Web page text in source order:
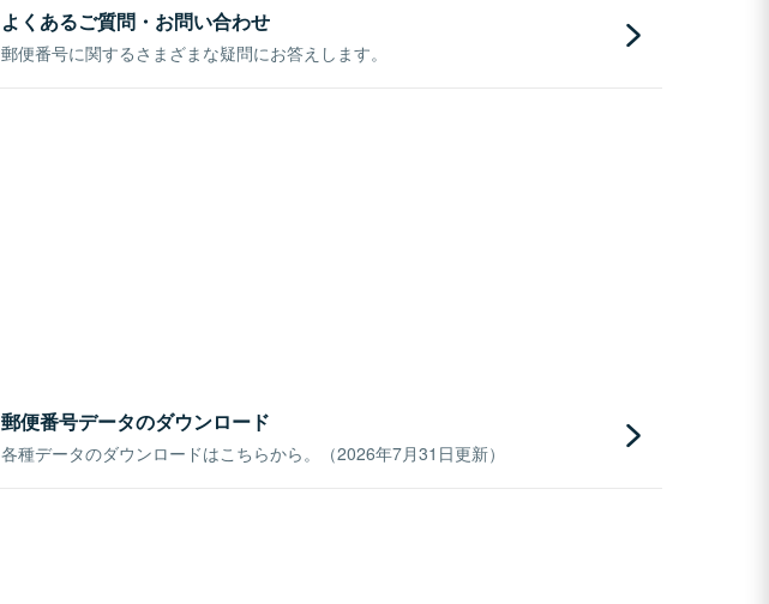
よくあるご質問・お問い合わせ
郵便番号に関するさまざまな疑問にお答えします。
郵便番号データのダウンロード
各種データのダウンロードはこちらから。（2026年7月31日更新）